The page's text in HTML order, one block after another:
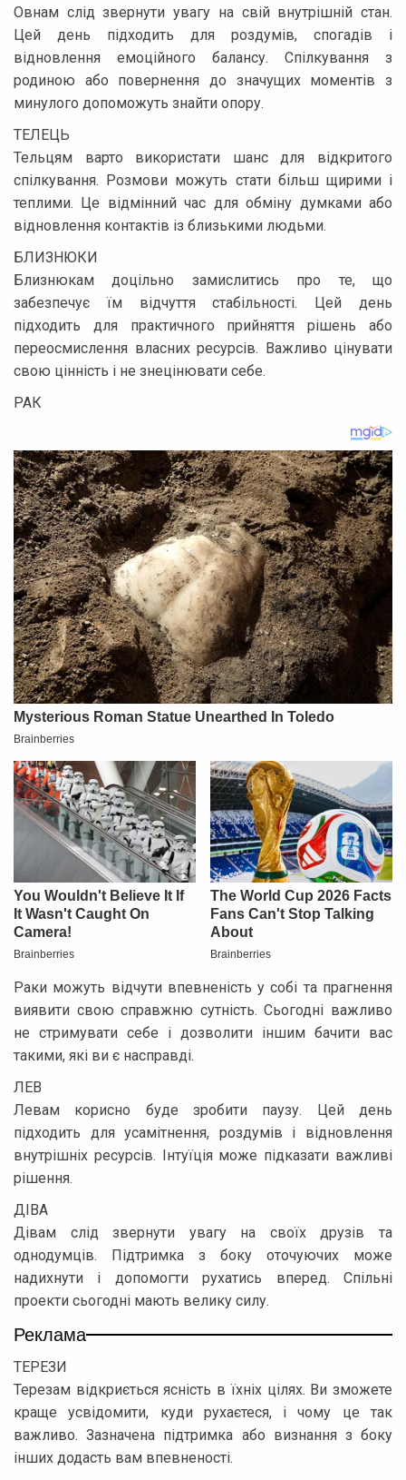
Овнам слід звернути увагу на свій внутрішній стан.
Цей день підходить для роздумів, спогадів і
відновлення емоційного балансу. Спілкування з
родиною або повернення до значущих моментів з
минулого допоможуть знайти опору.
ТЕЛЕЦЬ
Тельцям варто використати шанс для відкритого
спілкування. Розмови можуть стати більш щирими і
теплими. Це відмінний час для обміну думками або
відновлення контактів із близькими людьми.
БЛИЗНЮКИ
Близнюкам доцільно замислитись про те, що
забезпечує їм відчуття стабільності. Цей день
підходить для практичного прийняття рішень або
переосмислення власних ресурсів. Важливо цінувати
свою цінність і не знецінювати себе.
РАК
Раки можуть відчути впевненість у собі та прагнення
виявити свою справжню сутність. Сьогодні важливо
не стримувати себе і дозволити іншим бачити вас
такими, які ви є насправді.
ЛЕВ
Левам корисно буде зробити паузу. Цей день
підходить для усамітнення, роздумів і відновлення
внутрішніх ресурсів. Інтуїція може підказати важливі
рішення.
ДІВА
Дівам слід звернути увагу на своїх друзів та
однодумців. Підтримка з боку оточуючих може
надихнути і допомогти рухатись вперед. Спільні
проекти сьогодні мають велику силу.
Реклама
ТЕРЕЗИ
Терезам відкриється ясність в їхніх цілях. Ви зможете
краще усвідомити, куди рухаєтеся, і чому це так
важливо. Зазначена підтримка або визнання з боку
інших додасть вам впевненості.